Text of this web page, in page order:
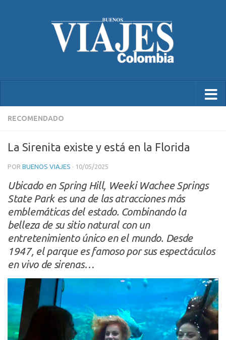
RECOMENDADO
La Sirenita existe y está en la Florida
POR BUENOS VIAJES · 10/05/2025
Ubicado en Spring Hill, Weeki Wachee Springs
State Park es una de las atracciones más
emblemáticas del estado. Combinando la
belleza de su sitio natural con un
entretenimiento único en el mundo. Desde
1947, el parque es famoso por sus espectáculos
en vivo de sirenas…